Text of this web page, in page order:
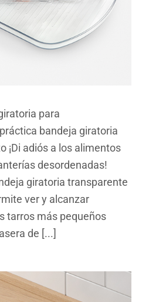
para
bandeja giratoria
¡Di adiós a los alimentos
desordenadas!
giratoria transparente
ver y alcanzar
tarros más pequeños
de [...]